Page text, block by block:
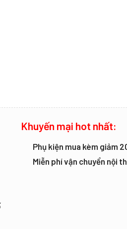
Khuyến mại hot nhất:
Phụ kiện mua kèm giảm
Miễn phí vận chuyển nội